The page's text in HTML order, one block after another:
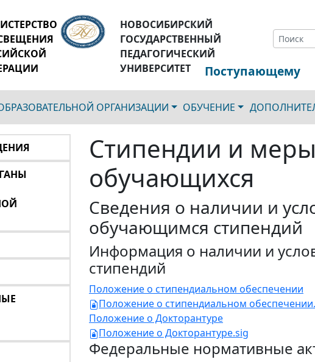
НОВОСИБИРСКИЙ
ГОСУДАРСТВЕННЫЙ
ПЕДАГОГИЧЕСКИЙ
УНИВЕРСИТЕТ
Поступающему
ОРГАНИЗАЦИИ ОБУЧЕНИЕ
Стипендии и
обучающихся
Сведения о наличии и
обучающимся стипендий
Информация о наличии и
стипендий
Положение о стипендиальном обеспечении
Положение о стипендиальном
Положение о Докторантуре
Положение о Докторантуре.sig
Федеральные нормативные